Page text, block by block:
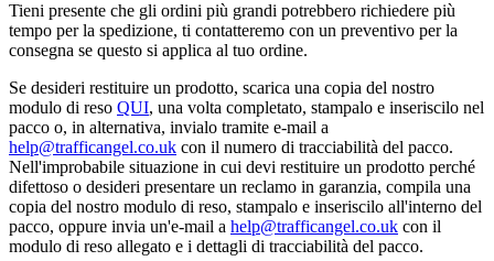
Tieni presente che gli ordini più grandi potrebbero richiedere più
tempo per la spedizione, ti contatteremo con un preventivo per la
consegna se questo si applica al tuo ordine.
Se desideri restituire un prodotto, scarica una copia del nostro
modulo di reso QUI, una volta completato, stampalo e inseriscilo nel
pacco o, in alternativa, invialo tramite e-mail a
help@trafficangel.co.uk con il numero di tracciabilità del pacco.
Nell'improbabile situazione in cui devi restituire un prodotto perché
difettoso o desideri presentare un reclamo in garanzia, compila una
copia del nostro modulo di reso, stampalo e inseriscilo all'interno del
pacco, oppure invia un'e-mail a help@trafficangel.co.uk con il
modulo di reso allegato e i dettagli di tracciabilità del pacco.